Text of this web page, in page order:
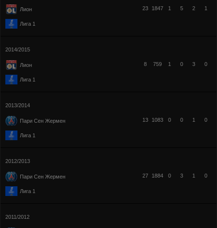
Лион
Лига 1
23 1847 1 5 2 1
2014/2015
Лион
Лига 1
8 759 1 0 3 0
2013/2014
Пари Сен Жермен
Лига 1
13 1083 0 0 1 0
2012/2013
Пари Сен Жермен
Лига 1
27 1884 0 3 1 0
2011/2012